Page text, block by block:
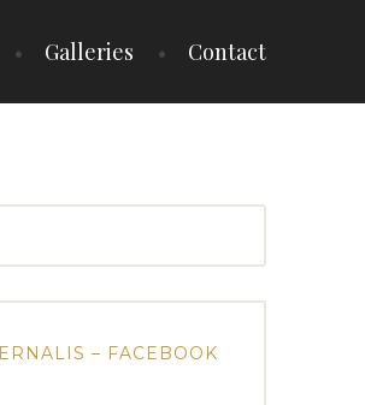
Galleries Contact
– FACEBOOK